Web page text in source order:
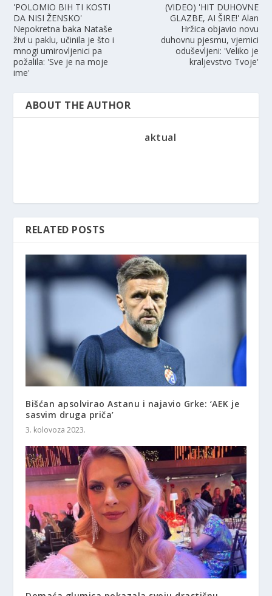
'POLOMIO BIH TI KOSTI
DA NISI ŽENSKO'
Nepokretna baka Nataše
živi u paklu, učinila je što i
mnogi umirovljenici pa
požalila: 'Sve je na moje
ime'
(VIDEO) 'HIT DUHOVNE
GLAZBE, AI ŠIRE!' Alan
Hržica objavio novu
duhovnu pjesmu, vjernici
oduševljeni: 'Veliko je
kraljevstvo Tvoje'
ABOUT THE AUTHOR
aktual
RELATED POSTS
Bišćan apsolvirao Astanu i najavio Grke: ‘AEK je
sasvim druga priča’
3. kolovoza 2023.